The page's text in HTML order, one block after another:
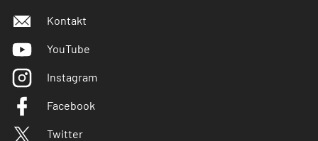
Kontakt
YouTube
Instagram
Facebook
Twitter